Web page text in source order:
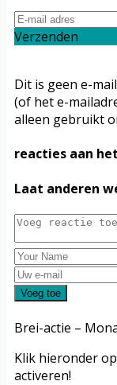
Verzenden
Dit is geen e-
(of het e-
alleen gebruikt
reacties aan
Laat anderen
Voeg toe
Brei-actie –
Klik hieronder
activeren!